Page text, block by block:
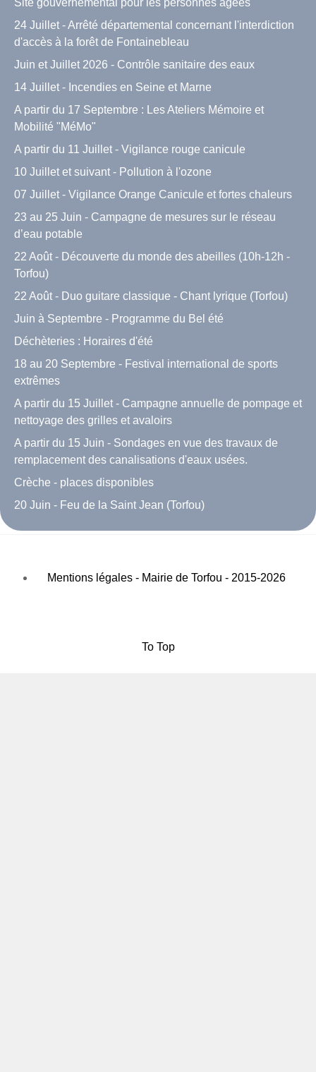
Site gouvernemental pour les personnes agées
24 Juillet - Arrêté départemental concernant l'interdiction
d'accès à la forêt de Fontainebleau
Juin et Juillet 2026 - Contrôle sanitaire des eaux
14 Juillet - Incendies en Seine et Marne
A partir du 17 Septembre : Les Ateliers Mémoire et
Mobilité "MéMo"
A partir du 11 Juillet - Vigilance rouge canicule
10 Juillet et suivant - Pollution à l'ozone
07 Juillet - Vigilance Orange Canicule et fortes chaleurs
23 au 25 Juin - Campagne de mesures sur le réseau
d’eau potable
22 Août - Découverte du monde des abeilles (10h-12h -
Torfou)
22 Août - Duo guitare classique - Chant lyrique (Torfou)
Juin à Septembre - Programme du Bel été
Déchèteries : Horaires d'été
18 au 20 Septembre - Festival international de sports
extrêmes
A partir du 15 Juillet - Campagne annuelle de pompage et
nettoyage des grilles et avaloirs
A partir du 15 Juin - Sondages en vue des travaux de
remplacement des canalisations d'eaux usées.
Crèche - places disponibles
20 Juin - Feu de la Saint Jean (Torfou)
Mentions légales - Mairie de Torfou - 2015-2026
To Top